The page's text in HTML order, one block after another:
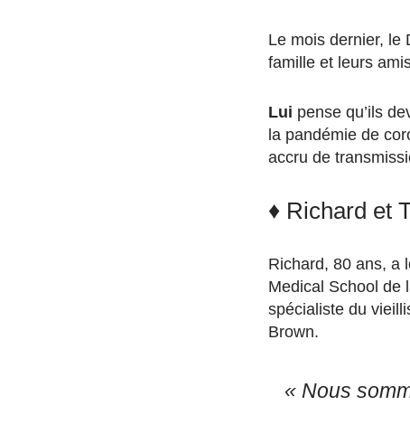
Le mois dernier, le
famille et leurs
Lui pense qu’ils
la pandémie de
accru de
♦ Richard et
Richard, 80 ans, a
Medical School de
spécialiste du
Brown.
« Nous